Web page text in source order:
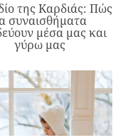
της Καρδιάς: Πώς
συναισθήματα
μέσα μας και
γύρω μας